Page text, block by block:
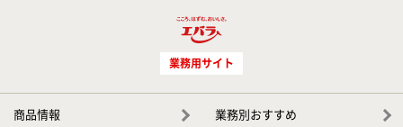
業務用サイト
商品情報 業務別おすすめ